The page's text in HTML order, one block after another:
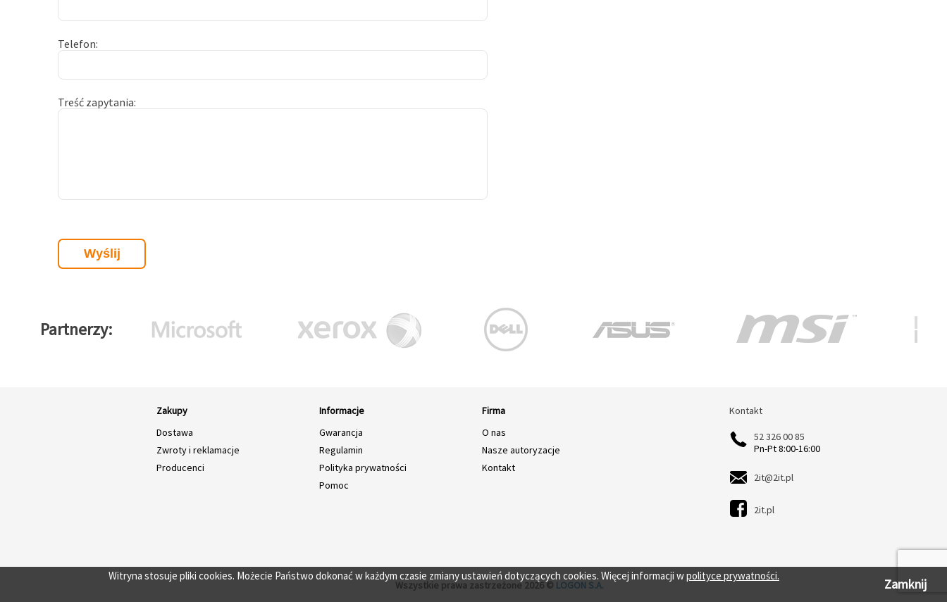
Telefon
Treść zapytania
Partnerzy
Zakupy
Dostawa
Zwroty i reklamacje
Producenci
Informacje
Gwarancja
Regulamin
Polityka prywatności
Pomoc
Firma
O nas
Nasze autoryzacje
Kontakt
Kontakt
Kontakt
52 326 00 85
Pn-Pt 8:00-16:00
2it@2it.pl
2it.pl
Wszystkie prawa zastrzeżone 2026 © LOGON S.A.
Witryna stosuje pliki cookies. Możecie Państwo dokonać w każdym czasie zmiany ustawień dotyczących cookies. Więcej informacji wpolityce prywatności.
Zamknij